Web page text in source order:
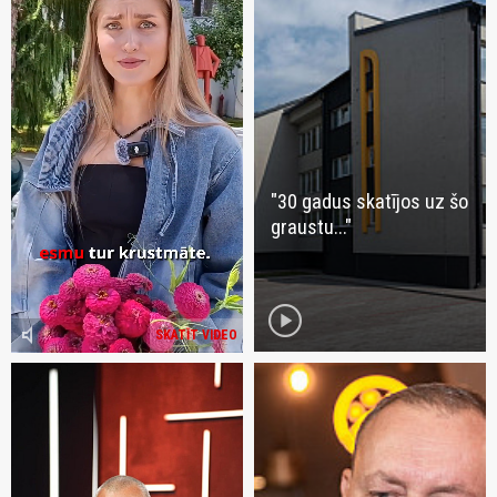
SKATĪT VIDEO
volume_mute
"30 gadus skatījos uz šo
graustu..."
play_circle